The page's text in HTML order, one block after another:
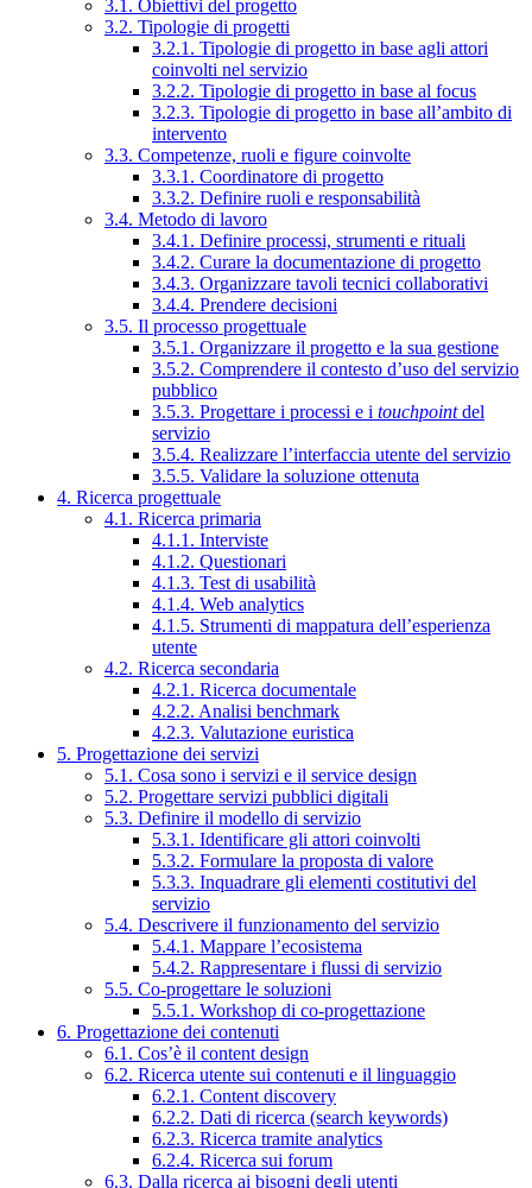
3.1. Obiettivi del progetto
3.2. Tipologie di progetti
3.2.1. Tipologie di progetto in base agli attori
coinvolti nel servizio
3.2.2. Tipologie di progetto in base al focus
3.2.3. Tipologie di progetto in base all’ambito di
intervento
3.3. Competenze, ruoli e figure coinvolte
3.3.1. Coordinatore di progetto
3.3.2. Definire ruoli e responsabilità
3.4. Metodo di lavoro
3.4.1. Definire processi, strumenti e rituali
3.4.2. Curare la documentazione di progetto
3.4.3. Organizzare tavoli tecnici collaborativi
3.4.4. Prendere decisioni
3.5. Il processo progettuale
3.5.1. Organizzare il progetto e la sua gestione
3.5.2. Comprendere il contesto d’uso del servizio
pubblico
3.5.3. Progettare i processi e i touchpointdel
servizio
3.5.4. Realizzare l’interfaccia utente del servizio
3.5.5. Validare la soluzione ottenuta
4. Ricerca progettuale
4.1. Ricerca primaria
4.1.1. Interviste
4.1.2. Questionari
4.1.3. Test di usabilità
4.1.4. Web analytics
4.1.5. Strumenti di mappatura dell’esperienza
utente
4.2. Ricerca secondaria
4.2.1. Ricerca documentale
4.2.2. Analisi benchmark
4.2.3. Valutazione euristica
5. Progettazione dei servizi
5.1. Cosa sono i servizi e il service design
5.2. Progettare servizi pubblici digitali
5.3. Definire il modello di servizio
5.3.1. Identificare gli attori coinvolti
5.3.2. Formulare la proposta di valore
5.3.3. Inquadrare gli elementi costitutivi del
servizio
5.4. Descrivere il funzionamento del servizio
5.4.1. Mappare l’ecosistema
5.4.2. Rappresentare i flussi di servizio
5.5. Co-progettare le soluzioni
5.5.1. Workshop di co-progettazione
6. Progettazione dei contenuti
6.1. Cos’è il content design
6.2. Ricerca utente sui contenuti e il linguaggio
6.2.1. Content discovery
6.2.2. Dati di ricerca (search keywords)
6.2.3. Ricerca tramite analytics
6.2.4. Ricerca sui forum
6.3. Dalla ricerca ai bisogni degli utenti